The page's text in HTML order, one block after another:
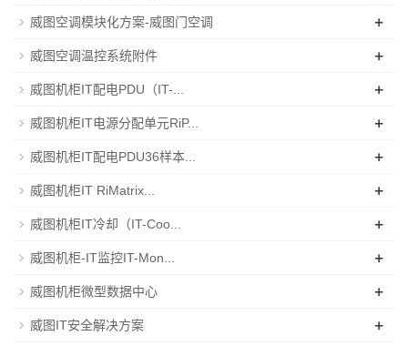
威图空调模块化方案-威图门空调 +
威图空调温控系统附件 +
威图机柜IT配电PDU（IT-... +
威图机柜IT电源分配单元RiP... +
威图机柜IT配电PDU36样本... +
威图机柜IT RiMatrix... +
威图机柜IT冷却（IT-Coo... +
威图机柜-IT监控IT-Mon... +
威图机柜微型数据中心 +
威图IT安全解决方案 +